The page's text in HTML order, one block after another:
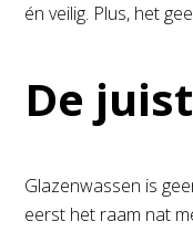
én veilig. Plus, het
De
Glazenwassen is
eerst het raam nat